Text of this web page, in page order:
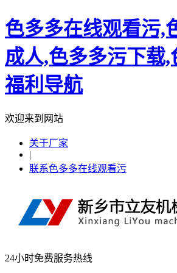
色多多在线观看污,
成人,色多多污下载,
福利导航
欢迎来到网站
关于厂家
|
联系色多多在线观看污
24小时免费服务热线